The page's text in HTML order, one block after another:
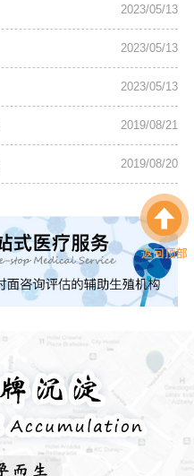
2023/05/13
2023/05/13
2023/05/13
2019/08/21
2019/08/20